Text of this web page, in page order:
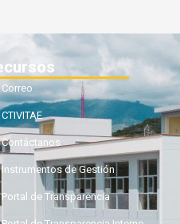
Correo
CTIVITAE
Contáctanos
Instrumentos de Gestión
Portal de Transparencia